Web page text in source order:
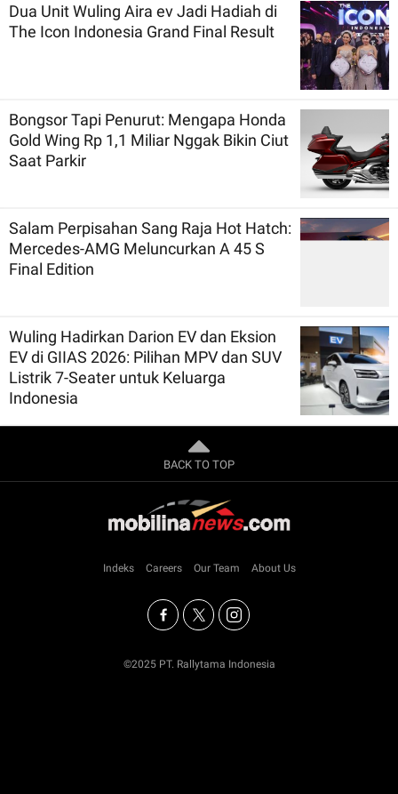
Dua Unit Wuling Aira ev Jadi Hadiah di
The Icon Indonesia Grand Final Result
Bongsor Tapi Penurut: Mengapa Honda
Gold Wing Rp 1,1 Miliar Nggak Bikin Ciut
Saat Parkir
Salam Perpisahan Sang Raja Hot Hatch:
Mercedes-AMG Meluncurkan A 45 S
Final Edition
Wuling Hadirkan Darion EV dan Eksion
EV di GIIAS 2026: Pilihan MPV dan SUV
Listrik 7-Seater untuk Keluarga
Indonesia
BACK TO TOP
Indeks Careers Our Team About Us
©2025 PT. Rallytama Indonesia